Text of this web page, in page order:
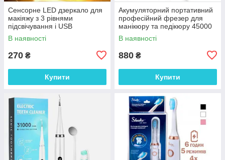
Сенсорне LED дзеркало для
макіяжу з 3 рівнями
підсвічування і USB
зарядкою. Дзеркало для
макіяжу
В наявності
270 ₴
Купити
Акумуляторний портативний
професійний фрезер для
манікюру та педікюру 45000
об/хв 2600 мАч з насадками
В наявності
880 ₴
Купити